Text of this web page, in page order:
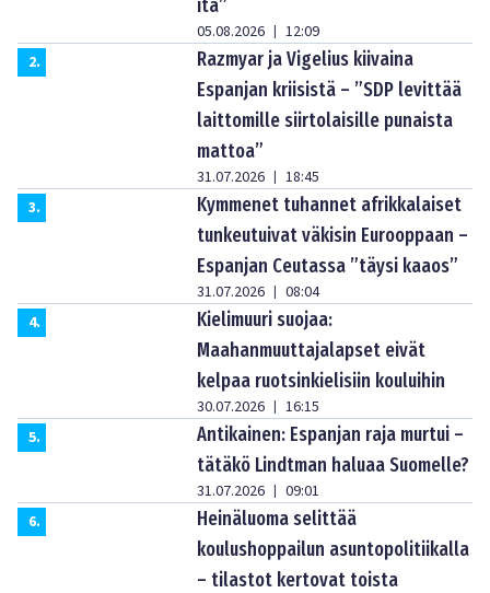
itä”
05.08.2026 | 12:09
2.
Razmyar ja Vigelius kiivaina
Espanjan kriisistä – ”SDP levittää
laittomille siirtolaisille punaista
mattoa”
31.07.2026 | 18:45
3.
Kymmenet tuhannet afrikkalaiset
tunkeutuivat väkisin Eurooppaan –
Espanjan Ceutassa ”täysi kaaos”
31.07.2026 | 08:04
4.
Kielimuuri suojaa:
Maahanmuuttajalapset eivät
kelpaa ruotsinkielisiin kouluihin
30.07.2026 | 16:15
5.
Antikainen: Espanjan raja murtui –
tätäkö Lindtman haluaa Suomelle?
31.07.2026 | 09:01
6.
Heinäluoma selittää
koulushoppailun asuntopolitiikalla
– tilastot kertovat toista